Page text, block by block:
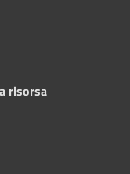
risorsa